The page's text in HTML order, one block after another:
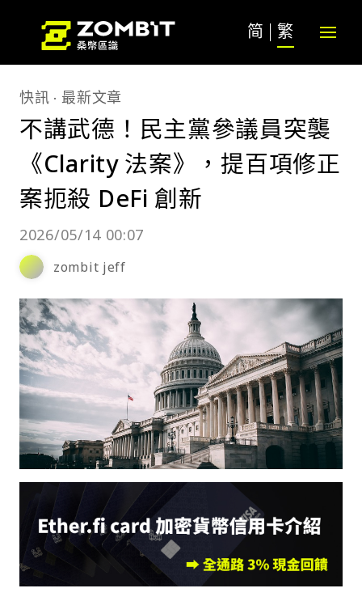
简 繁
快訊 最新文章
不講武德！民主黨參議員突襲
《Clarity 法案》，提百項修正
案扼殺 DeFi 創新
2026/05/14 00:07
zombit jeff